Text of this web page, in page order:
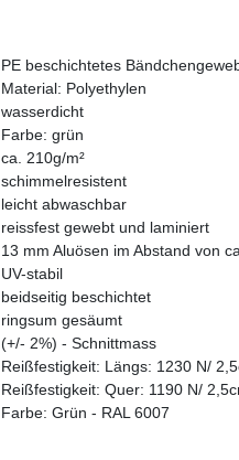
PE beschichtetes
Material: Polyethylen
wasserdicht
Farbe: grün
ca. 210g/m²
schimmelresistent
leicht abwaschbar
reissfest gewebt und laminiert
13 mm Aluösen im Abstand von
UV-stabil
beidseitig beschichtet
ringsum gesäumt
(+/- 2%) - Schnittmass
Reißfestigkeit: Längs: 1230 N/
Reißfestigkeit: Quer: 1190 N/
Farbe: Grün - RAL 6007